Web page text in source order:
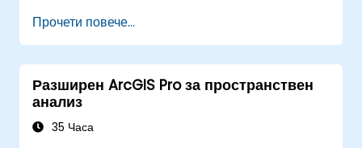
Прочети повече...
Разширен ArcGIS Pro за пространствен
анализ
35 Часа